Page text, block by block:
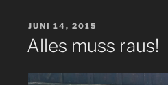
VERÖFFENTLICHT
AM
JUNI 14, 2015
Alles muss raus!